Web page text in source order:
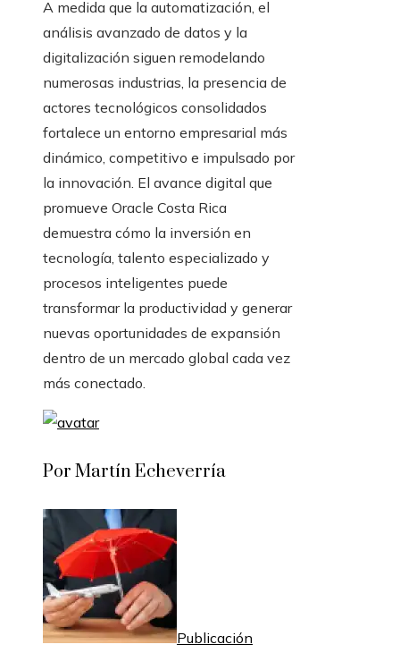
A medida que la automatización, el
análisis avanzado de datos y la
digitalización siguen remodelando
numerosas industrias, la presencia de
actores tecnológicos consolidados
fortalece un entorno empresarial más
dinámico, competitivo e impulsado por
la innovación. El avance digital que
promueve Oracle Costa Rica
demuestra cómo la inversión en
tecnología, talento especializado y
procesos inteligentes puede
transformar la productividad y generar
nuevas oportunidades de expansión
dentro de un mercado global cada vez
más conectado.
Por Martín Echeverría
Publicación